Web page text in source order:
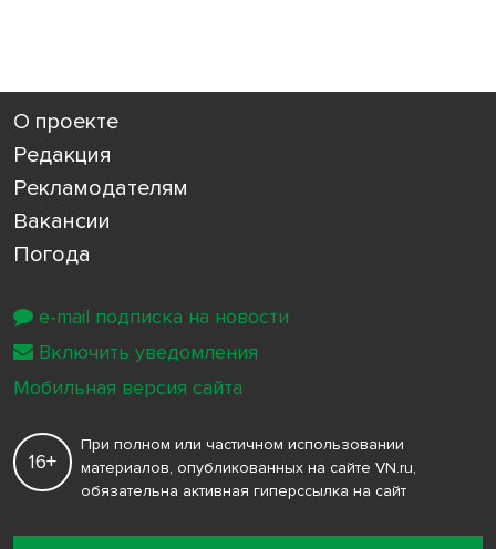
О проекте
Редакция
Рекламодателям
Вакансии
Погода
16+
При полном или частичном использовании
материалов, опубликованных на сайте VN.ru,
обязательна активная гиперссылка на сайт
e-mail подписка на новости
Включить уведомления
Мобильная версия сайта